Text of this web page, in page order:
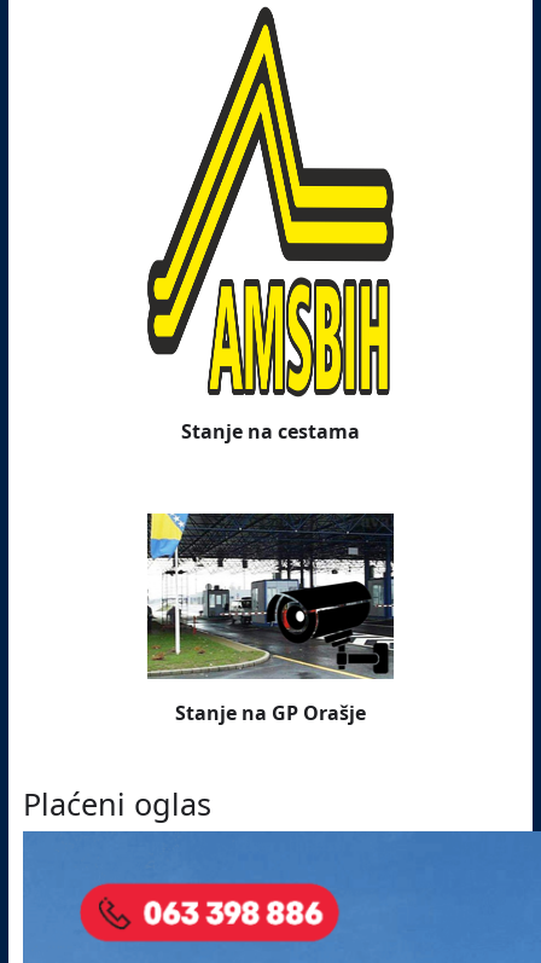
Stanje na cestama
Stanje na GP Orašje
Plaćeni oglas